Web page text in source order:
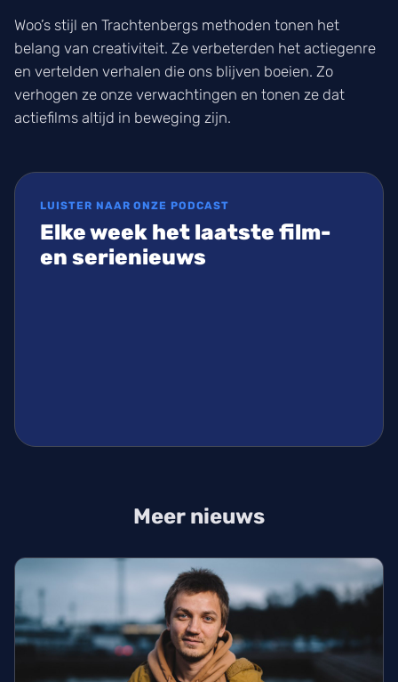
Woo’s stijl en Trachtenbergs methoden tonen het
belang van creativiteit. Ze verbeterden het actiegenre
en vertelden verhalen die ons blijven boeien. Zo
verhogen ze onze verwachtingen en tonen ze dat
actiefilms altijd in beweging zijn.
LUISTER NAAR ONZE PODCAST
Elke week het laatste film-
en serienieuws
Meer nieuws